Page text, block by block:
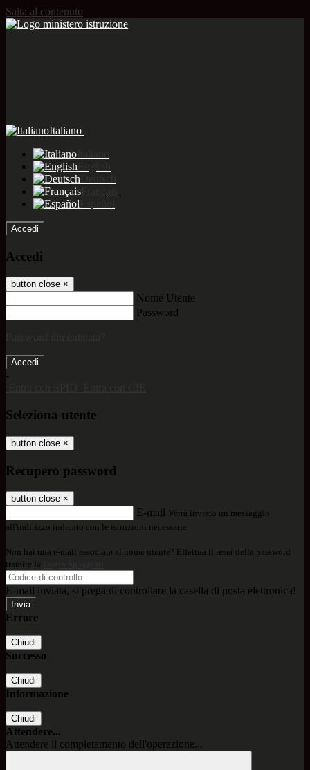
Salta al contenuto
Italiano
Accedi
Accedi
button close ×
Nome Utente
Password
-
Seleziona utente
button close ×
Recupero password
button close ×
E-mail Verrà inviato un messaggio
all'indirizzo indicato con le istruzioni necessarie.
Non hai una e-mail associata al nome utente? Effettua il reset della password
tramite la
E-mail inviata, si prega di controllare la casella di posta elettronica!
Errore
Chiudi
Successo
Chiudi
Informazione
Chiudi
Attendere...
Attendere il completamento dell'operazione...